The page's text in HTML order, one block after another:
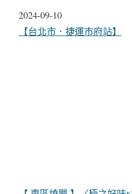
日期
2024-09-10
關於
【台北市．捷運市府站】